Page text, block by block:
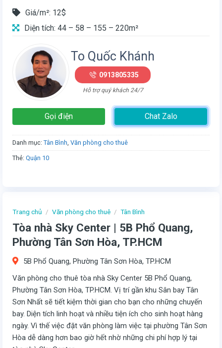
Trang chủ / Văn phòng cho thuê / Tân Bình
Tòa nhà Sky Center | 5B Phổ Quang,
Phường Tân Sơn Hòa, TP.HCM
5B Phổ Quang, Phường Tân Sơn Hòa, TP.HCM
Văn phòng cho thuê tòa nhà Sky Center 5B Phổ Quang,
Phường Tân Sơn Hòa, TP.HCM. Vị trí gần khu Sân bay Tân
Sơn Nhất sẽ tiết kiệm thời gian cho bạn cho những chuyến
bay. Diện tích linh hoạt và nhiều tiện ích cho sinh hoạt hàng
ngày. Vì thế việc đặt văn phòng làm việc tại phường Tân Sơn
Hòa dễ dàng hơn bao giờ hết nhờ những chi phí hợp lý tại
Giá/m²: 12$
Diện tích: 44 – 58 – 155 – 220m²
To Quốc Khánh
0913805335
Hỗ trợ quý khách 24/7
Gọi điện Chat Zalo
Danh mục: Tân Bình, Văn phòng cho thuê
Thẻ: Quận 10